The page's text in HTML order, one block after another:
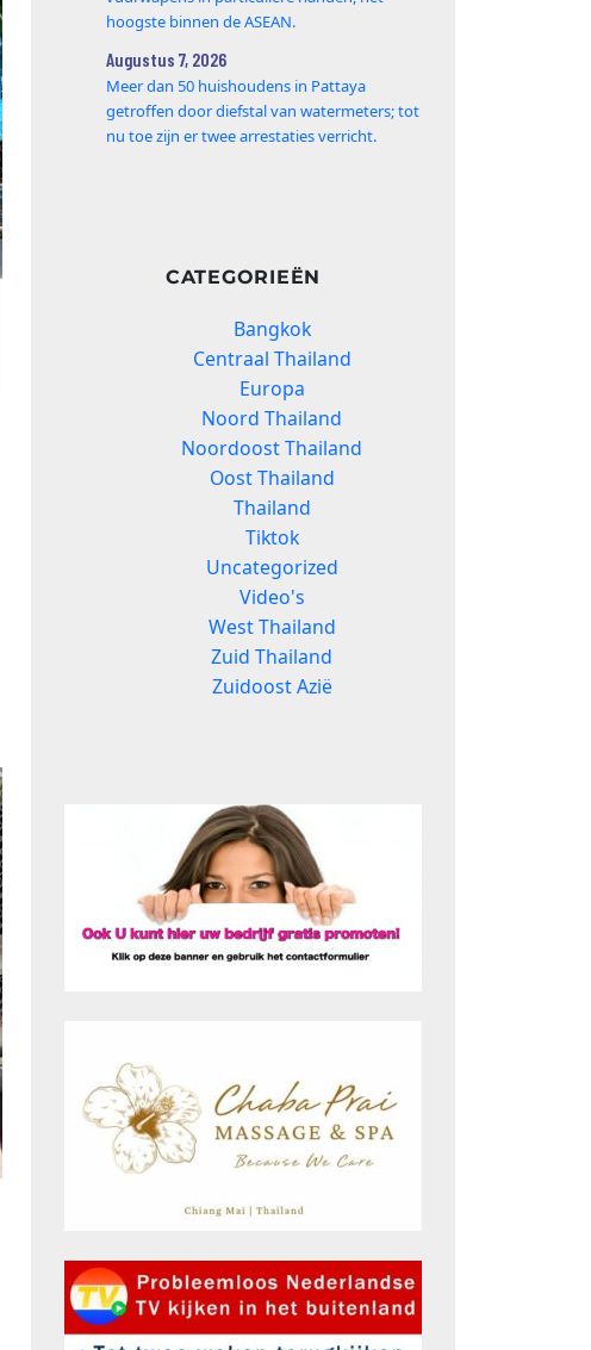
hoogste binnen de ASEAN.
Augustus 7, 2026
Meer dan 50 huishoudens in Pattaya
getroffen door diefstal van watermeters; tot
nu toe zijn er twee arrestaties verricht.
CATEGORIEËN
Bangkok
Centraal Thailand
Europa
Noord Thailand
Noordoost Thailand
Oost Thailand
Thailand
Tiktok
Uncategorized
Video's
West Thailand
Zuid Thailand
Zuidoost Azië